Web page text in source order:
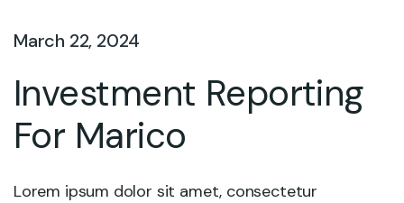
March 22, 2024
Investment Reporting
For Marico
Lorem ipsum dolor sit amet, consectetur